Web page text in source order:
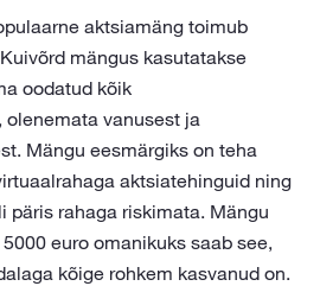
aktsiamäng toimub
mängus kasutatakse
oodatud kõik
vanusest ja
Mängu eesmärgiks on teha
aktsiatehinguid ning
päris rahaga riskimata. Mängu
euro omanikuks saab see,
kõige rohkem kasvanud on.